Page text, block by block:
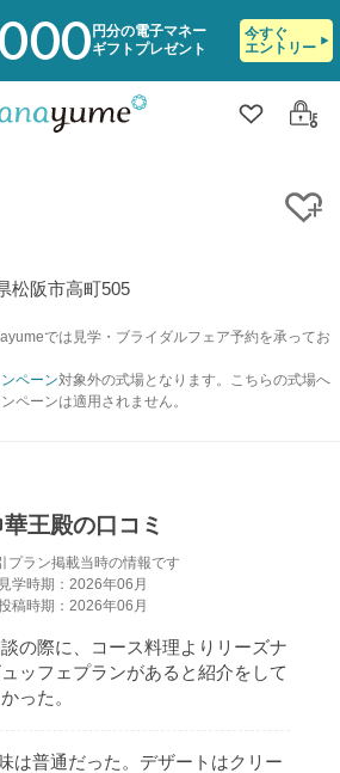
円分の電子マネー
ギフトプレゼント
今すぐ
エントリー
クリップ
ログ
松阪市高町505
では見学・ブライダルフェア予約を承ってお
ペーン対象外の式場となります。こちらの式場へ
ペーンは適用されません。
華王殿の口コミ
プラン掲載当時の情報です
見学時期：2026年06月
稿時期：2026年06月
の際に、コース料理よりリーズナ
ッフェプランがあると紹介をして
った。
は普通だった。デザートはクリー